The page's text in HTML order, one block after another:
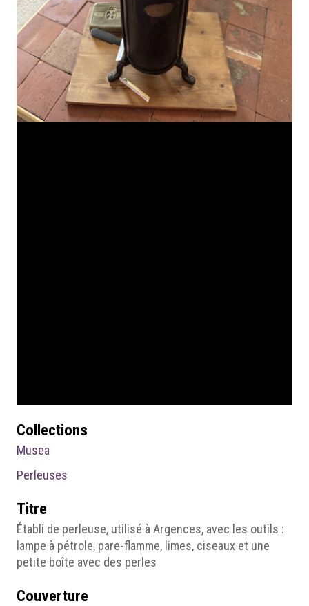
Collections
Musea
Perleuses
Titre
Établi de perleuse, utilisé à Argences, avec les outils :
lampe à pétrole, pare-flamme, limes, ciseaux et une
petite boîte avec des perles
Couverture